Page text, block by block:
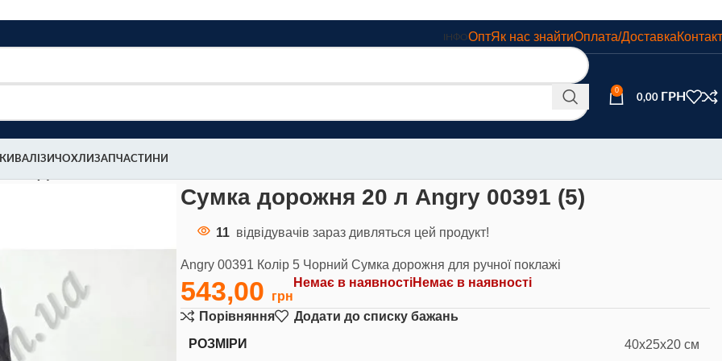
ІНФО Оплата/Доставка
Як нас знайти
Опт
0
0,00
ВАЛІЗИЧОХЛИЗАПЧАСТИНИ
Сумка дорожня 20 л Angry 00391 (5)
11 відвідувачів зараз дивляться цей продукт!
Angry 00391 Колір 5 Чорний Сумка дорожня для ручної поклажі
543,00 Немає в наявностіНемає в наявності
Порівняння Додати до списку бажань
РОЗМІРИ 40x25x20 см